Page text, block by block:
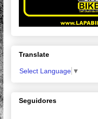
Translate
Select Language ▼
Seguidores